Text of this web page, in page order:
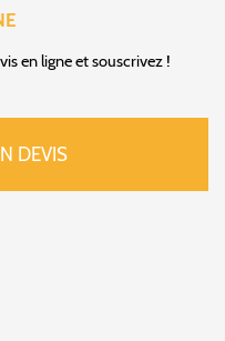
en ligne et souscrivez !
DEVIS